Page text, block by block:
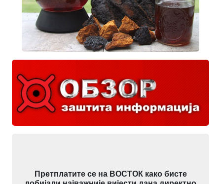
Претплатите се на ВОСТОК како бисте